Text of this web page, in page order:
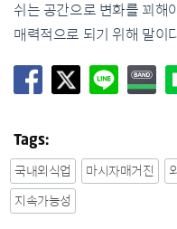
쉬는 공간으로 변화를 꾀해
매력적으로 되기 위해 말이
Tags:
국내외식업 마시자매거진
지속가능성